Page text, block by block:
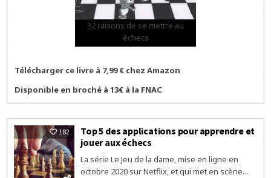
32 raisons de se mettre au
échecs
Télécharger ce livre à 7,99 € chez Amazon
Disponible en broché à 13€ à la FNAC
182
Top 5 des applications pour apprendre et
jouer aux échecs
La série Le Jeu de la dame, mise en ligne en
octobre 2020 sur Netflix, et qui met en scène...